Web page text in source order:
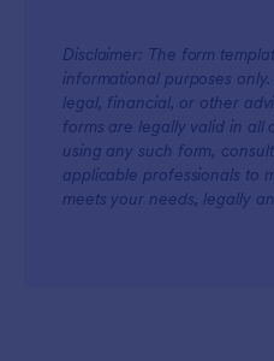
Disclaimer: The form
informational purposes
legal, financial, or other
forms are legally valid in all
using any such form,
applicable professionals to
meets your needs, legally